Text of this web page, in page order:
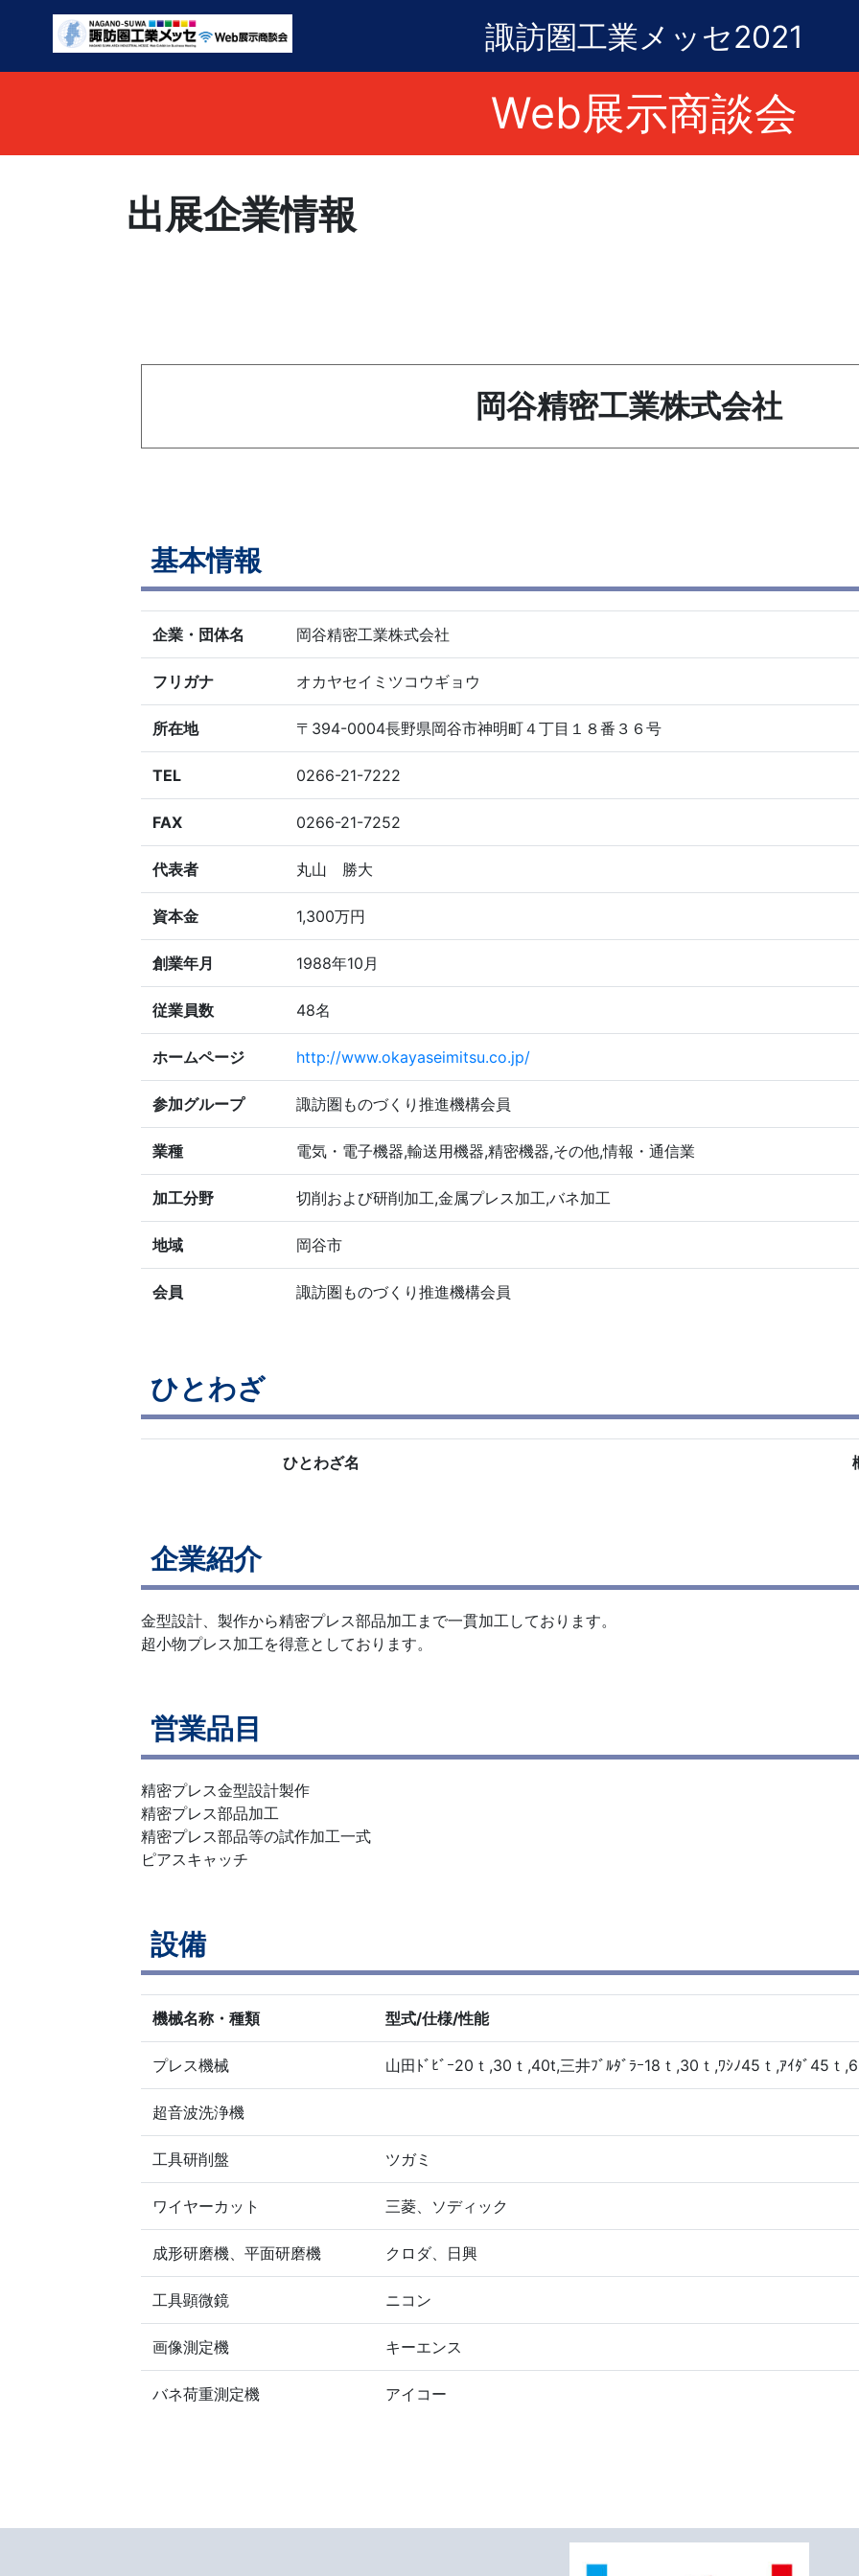
諏訪圏工業メッセ2021
Web展示商談会
出展企業情報
岡谷精密工業株式会社
基本情報
企業・団体名 岡谷精密工業株式会社
フリガナ オカヤセイミツコウギョウ
所在地 〒394-0004長野県岡谷市神明町４丁目１８番３６号
TEL 0266-21-7222
FAX 0266-21-7252
代表者 丸山 勝大
資本金 1,300万円
創業年月 1988年10月
従業員数 48名
ホームページ http://www.okayaseimitsu.co.jp/
参加グループ 諏訪圏ものづくり推進機構会員
業種 電気・電子機器,輸送用機器,精密機器,その他,情報・通信業
加工分野 切削および研削加工,金属プレス加工,バネ加工
地域 岡谷市
会員 諏訪圏ものづくり推進機構会員
ひとわざ
ひとわざ名
企業紹介
金型設計、製作から精密プレス部品加工まで一貫加工しております。
超小物プレス加工を得意としております。
営業品目
精密プレス金型設計製作
精密プレス部品加工
精密プレス部品等の試作加工一式
ピアスキャッチ
設備
機械名称・種類 型式/仕様/性能
プレス機械 山田ﾄﾞﾋﾞｰ20ｔ,30ｔ,40t,三井ﾌﾞﾙﾀﾞﾗｰ18ｔ,30ｔ,ﾜｼﾉ45ｔ,ｱｲﾀﾞ45ｔ
超音波洗浄機
工具研削盤 ツガミ
ワイヤーカット 三菱、ソディック
成形研磨機、平面研磨機 クロダ、日興
工具顕微鏡 ニコン
画像測定機 キーエンス
バネ荷重測定機 アイコー